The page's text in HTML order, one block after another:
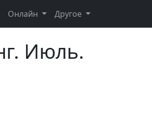
Онлайн Другое
Июль.